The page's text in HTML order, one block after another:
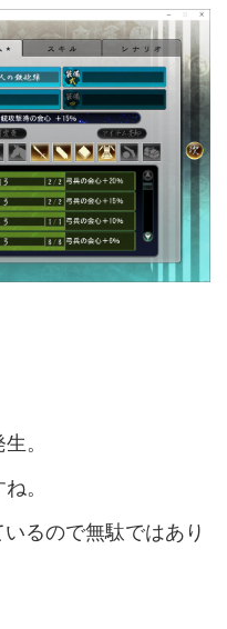
。
。
るので無駄ではあり